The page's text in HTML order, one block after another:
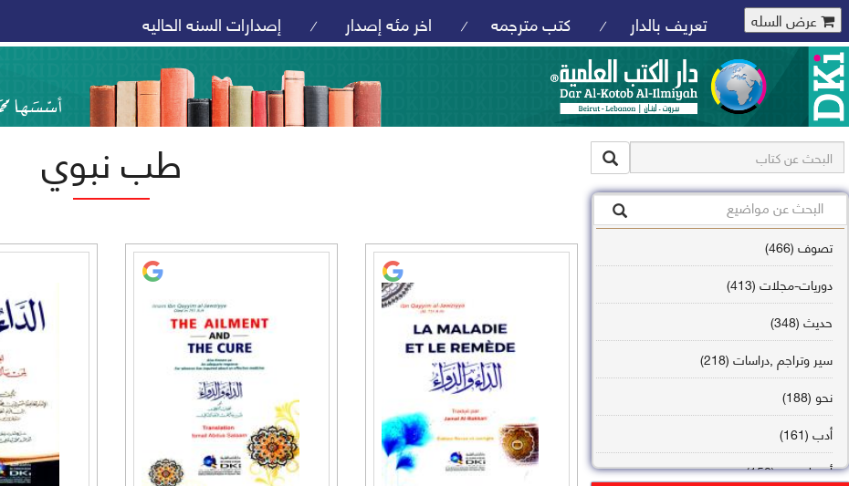
عرض السله تعريف بالدار / كتب مترجمه / اخر مئه إصدار / إصدارات السنه الحاليه
تصوف (466)
دوريات-مجلات (413)
حديث (348)
سير وتراجم ,دراسات (218)
نحو (188)
أدب (161)
أصول فقه (158)
طب نبوي